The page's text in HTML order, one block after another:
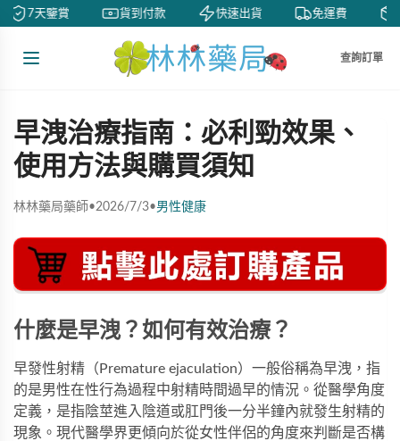
7天鑒賞 貨到付款 快速出貨 免運費
查詢訂單
早洩治療指南：必利勁效果、
使用方法與購買須知
林林藥局藥師•2026/7/3•男性健康
什麼是早洩？如何有效治療？
早發性射精（Premature ejaculation）一般俗稱為早洩，指
的是男性在性行為過程中射精時間過早的情況。從醫學角度
定義，是指陰莖進入陰道或肛門後一分半鐘內就發生射精的
現象。現代醫學界更傾向於從女性伴侶的角度來判斷是否構